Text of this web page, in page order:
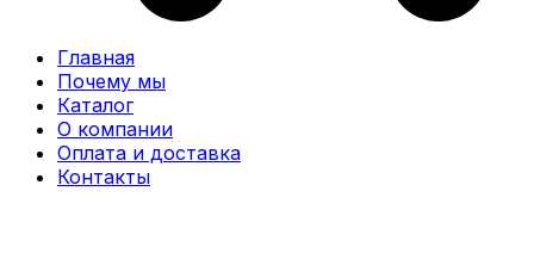
Главная
Почему мы
Каталог
О компании
Оплата и доставка
Контакты